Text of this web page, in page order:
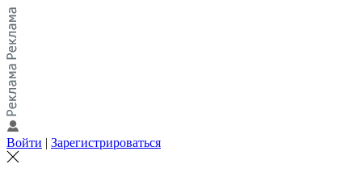
Войти | Зарегистрироваться